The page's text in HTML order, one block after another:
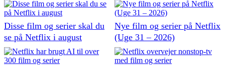
Disse film og serier skal du
se på Netflix i august
Nye film og serier på Netflix
(Uge 31 – 2026)